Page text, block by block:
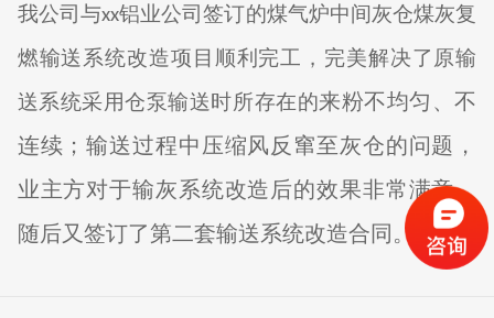
我公司与xx铝业公司签订的煤气炉中间灰仓煤灰复
燃输送系统改造项目顺利完工，完美解决了原输
送系统采用仓泵输送时所存在的来粉不均匀、不
连续；输送过程中压缩风反窜至灰仓的问题，
业主方对于输灰系统改造后的效果非常满意。
随后又签订了第二套输送系统改造合同。